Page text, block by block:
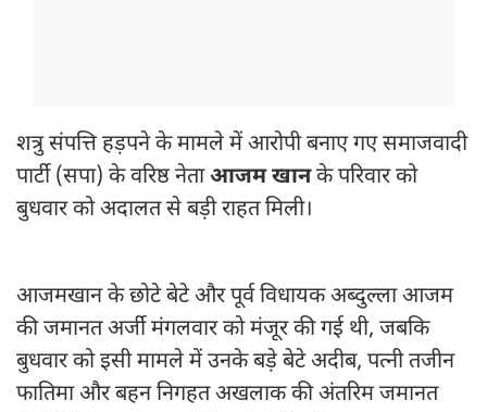
शत्रु संपत्ति हड़पने के मामले में आरोपी बनाए गए समाजवादी
पार्टी (सपा) के वरिष्ठ नेताआजम खानके परिवार को
बुधवार को अदालत से बड़ी राहत मिली।
आजमखान के छोटे बेटे और पूर्व विधायक अब्दुल्ला आजम
की जमानत अर्जी मंगलवार को मंजूर की गई थी, जबकि
बुधवार को इसी मामले में उनके बड़े बेटे अदीब, पत्नी तजीन
फातिमा और बहन निगहत अखलाक की अंतरिम जमानत